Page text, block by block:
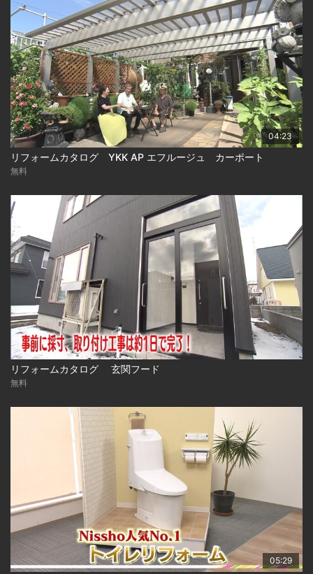
04:23
リフォームカタログ YKK AP エフルージュ カーポート
無料
リフォームカタログ 玄関フード
無料
05:29